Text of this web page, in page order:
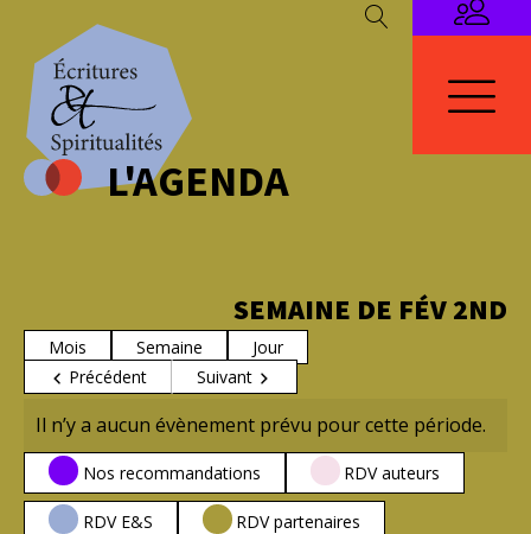
L'AGENDA
SEMAINE DE FÉV 2ND
Mois Semaine
Jour
Précédent
Suivant
Il n’y a aucun évènement prévu pour cette période.
CATÉGORIESNos recommandations RDV auteurs
RDV E&S RDV partenaires